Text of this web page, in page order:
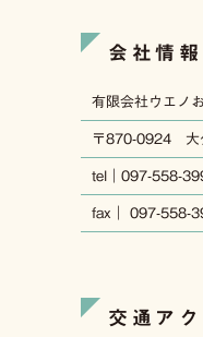
会社情報
有限会社ウエノ
〒870-0924 大
tel｜097-558-
fax｜ 097-558-
交通ア